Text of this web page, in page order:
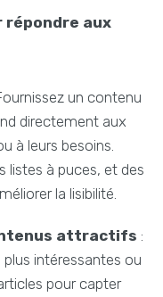
répondre aux
un contenu
directement aux
à leurs besoins.
listes à puces, et des
la lisibilité.
attractifs :
intéressantes ou
pour capter